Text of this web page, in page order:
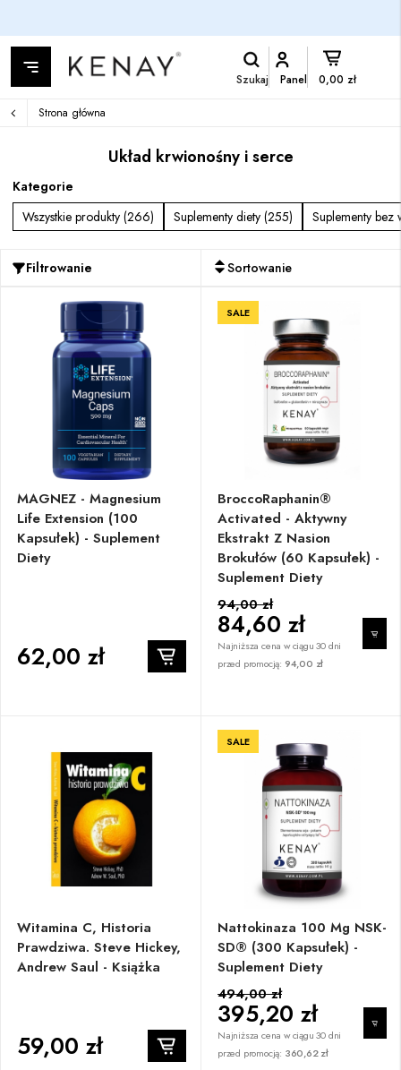
Szukaj Panel 0,00 zł
Strona główna
Układ krwionośny i serce
Kategorie
Wszystkie produkty (266)
Suplementy diety (255) Suplementy bez
Filtrowanie Sortowanie
MAGNEZ - Magnesium
Life Extension (100
Kapsułek) - Suplement
Diety
62,00 zł
SALE
BroccoRaphanin®
Activated - Aktywny
Ekstrakt Z Nasion
Brokułów (60 Kapsułek) -
Suplement Diety
94,00 zł
84,60 zł
Najniższa cena w ciągu 30 dni
przed promocją: 94,00 zł
Witamina C, Historia
Prawdziwa. Steve Hickey,
Andrew Saul - Książka
59,00 zł
SALE
Nattokinaza 100 Mg NSK-
SD® (300 Kapsułek) -
Suplement Diety
494,00 zł
395,20 zł
Najniższa cena w ciągu 30 dni
przed promocją: 360,62 zł